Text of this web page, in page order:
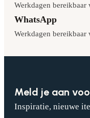
Werkdagen bereikbaar
WhatsApp
Werkdagen bereikbaar
Meld je aan
Inspiratie, nieuwe